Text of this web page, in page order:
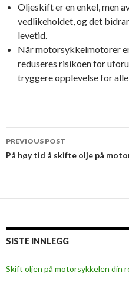
Oljeskift er en enkel, men
vedlikeholdet, og det
levetid.
Når motorsykkelmotorer
reduseres risikoen for
tryggere opplevelse for
Post navigation
PREVIOUS POST
På høy tid å skifte olje på
SISTE INNLEGG
Skift oljen på motorsykkelen din